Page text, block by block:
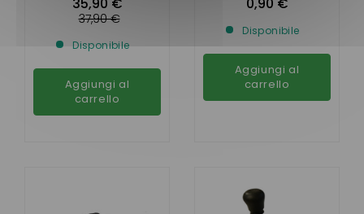
ABACA , ALOES ,
LIGIER JS RC
37,90 €
Disponibile
Aggiungi al
carrello
Disponibile
Aggiungi al
carrello